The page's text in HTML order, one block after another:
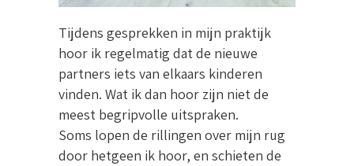
Tijdens gesprekken in mijn praktijk
hoor ik regelmatig dat de nieuwe
partners iets van elkaars kinderen
vinden. Wat ik dan hoor zijn niet de
meest begripvolle uitspraken.
Soms lopen de rillingen over mijn rug
door hetgeen ik hoor, en schieten de